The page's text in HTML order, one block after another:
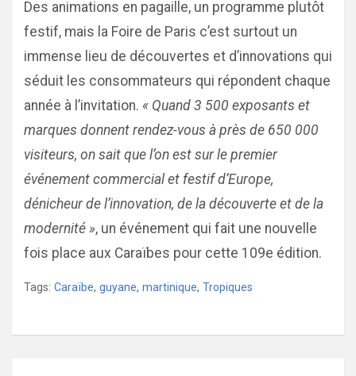
Des animations en pagaille, un programme plutôt
festif, mais la Foire de Paris c’est surtout un
immense lieu de découvertes et d’innovations qui
séduit les consommateurs qui répondent chaque
année à l’invitation. « Quand 3 500 exposants et
marques donnent rendez-vous à près de 650 000
visiteurs, on sait que l’on est sur le premier
événement commercial et festif d’Europe,
dénicheur de l’innovation, de la découverte et de la
modernité », un événement qui fait une nouvelle
fois place aux Caraïbes pour cette 109e édition.
Tags: Caraïbe, guyane, martinique, Tropiques